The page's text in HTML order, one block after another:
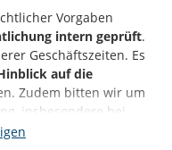
Vorgaben
intern geprüft.
Geschäftszeiten. Es
auf die
Zudem bitten wir um
insbesondere bei
sowie Fotonachweisen.